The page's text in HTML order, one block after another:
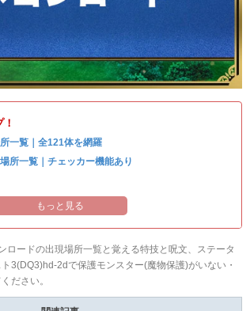
一覧｜全121体を網羅
所一覧｜チェッカー機能あり
もっと見る
ロードの出現場所一覧と覚える特技と呪文、ステータ
3(DQ3)hd-2dで保護モンスター(魔物保護)がいない・
ださい。